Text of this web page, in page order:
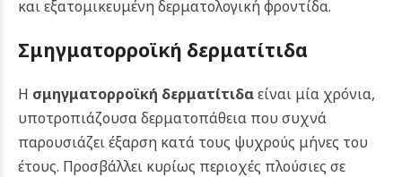
και εξατομικευμένη δερματολογική φροντίδα.
Σμηγματορροϊκή δερματίτιδα
Η σμηγματορροϊκή δερματίτιδαείναι μία χρόνια,
υποτροπιάζουσα δερματοπάθεια που συχνά
παρουσιάζει έξαρση κατά τους ψυχρούς μήνες του
έτους. Προσβάλλει κυρίως περιοχές πλούσιες σε